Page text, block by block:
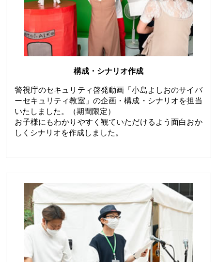
構成・シナリオ作成
警視庁のセキュリティ啓発動画「小島よしおのサイバ
ーセキュリティ教室」の企画・構成・シナリオを担当
いたしました。（期間限定）
お子様にもわかりやすく観ていただけるよう面白おか
しくシナリオを作成しました。